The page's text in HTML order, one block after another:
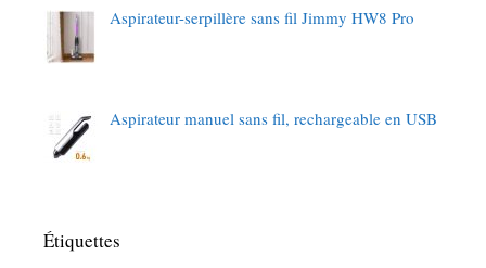
Aspirateur-serpillère sans fil Jimmy HW8 Pro
Aspirateur manuel sans fil, rechargeable en USB
Étiquettes